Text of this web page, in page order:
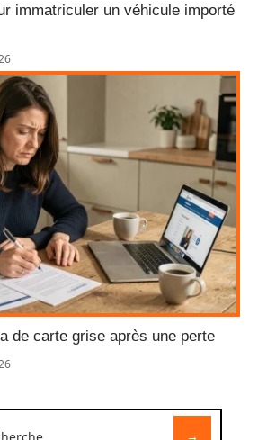
immatriculer un véhicule importé
de carte grise après une perte